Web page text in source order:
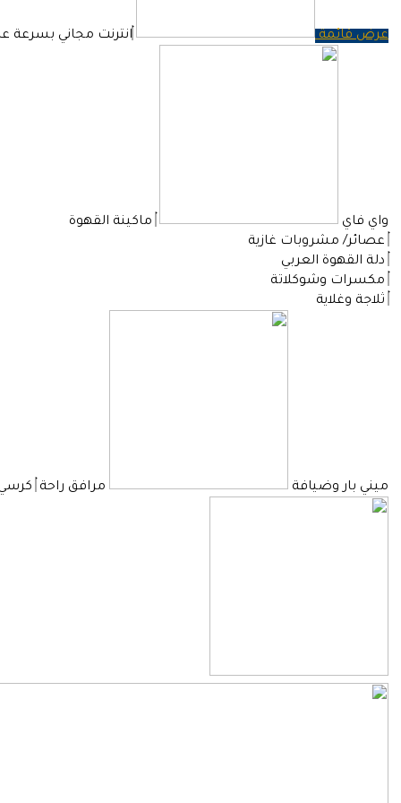
عرض قائمة انترنت مجاني بسرعة
واي فاي
ماكينة القهوة
عصائر/ مشروبات غازية
دلة القهوة العربي
مكسرات وشوكلاتة
ثلاجة وغلاية
ميني بار وضيافة مرافق راحة